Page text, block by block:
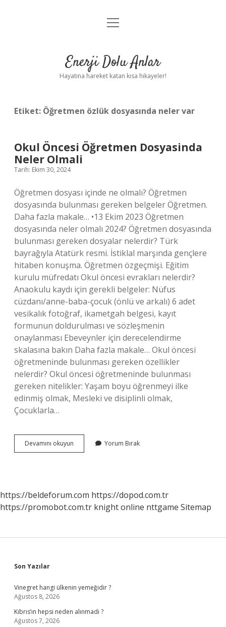
Anasayfa
Yasal Uyarı
menüyü
Enerji Dolu Anlar
Hayatına hareket katan kısa hikayeler!
Etiket: Öğretmen özlük dosyasında neler var
Okul Öncesi Öğretmen Dosyasinda
Neler Olmali
Tarih: Ekim 30, 2024
Öğretmen dosyası içinde ne olmalı? Öğretmen
dosyasında bulunması gereken belgeler Öğretmen.
Daha fazla makale… •13 Ekim 2023 Öğretmen
dosyasında neler olmalı 2024? Öğretmen dosyasında
bulunması gereken dosyalar nelerdir? Türk
bayrağıyla Atatürk resmi. İstiklal marşında gençlere
hitaben konuşma. Öğretmen özgeçmişi. Eğitim
kurulu müfredatı Okul öncesi evrakları nelerdir?
Anaokulu kaydı için gerekli belgeler: Nüfus
cüzdanı/anne-baba-çocuk (önlü ve arkalı) 6 adet
vesikalık fotoğraf, ikametgah belgesi, kayıt
formunun doldurulması ve sözleşmenin
onaylanması Ebeveynler için derecelendirme
skalasına bakın Daha fazla makale… Okul öncesi
öğretmeninde bulunması gereken özellikler
nelerdir? Okul öncesi öğretmeninde bulunması
gereken nitelikler: Yaşam boyu öğrenmeyi ilke
edinmiş olmak, Mesleki ve disiplinli olmak,
Çocuklarla…
Devamını okuyun
Öncesi
Yorum Bırak
https://beldeforum.com https://dopod.com.tr
https://promobot.com.tr knight online nttgame Sitemap
Sidebar
Son Yazılar
Vinegret hangi ülkenin yemeğidir ?
Ağustos 8, 2026
Kıbrıs’ın hepsi neden alınmadı ?
Ağustos 7, 2026